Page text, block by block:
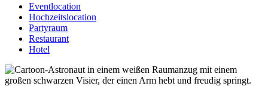
Eventlocation
Hochzeitslocation
Partyraum
Restaurant
Hotel